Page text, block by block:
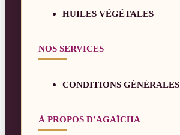
HUILES VÉGÉTALES
NOS SERVICES
CONDITIONS GÉNÉRALES
À PROPOS D’AGAÏCHA